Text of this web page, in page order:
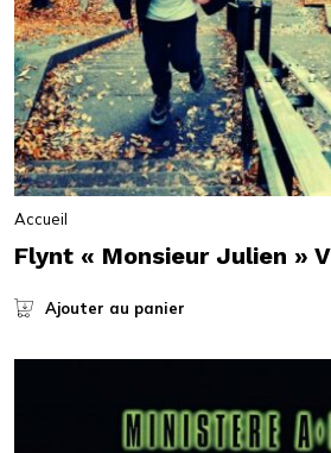
Accueil
Flynt « Monsieur Julien »
Ajouter au panier